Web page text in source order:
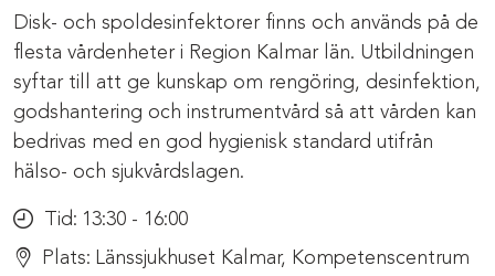
Disk- och spoldesinfektorer finns och används på de
flesta vårdenheter i Region Kalmar län. Utbildningen
syftar till att ge kunskap om rengöring, desinfektion,
godshantering och instrumentvård så att vården kan
bedrivas med en god hygienisk standard utifrån
hälso- och sjukvårdslagen.
Tid: 13:30 - 16:00
Plats: Länssjukhuset Kalmar, Kompetenscentrum